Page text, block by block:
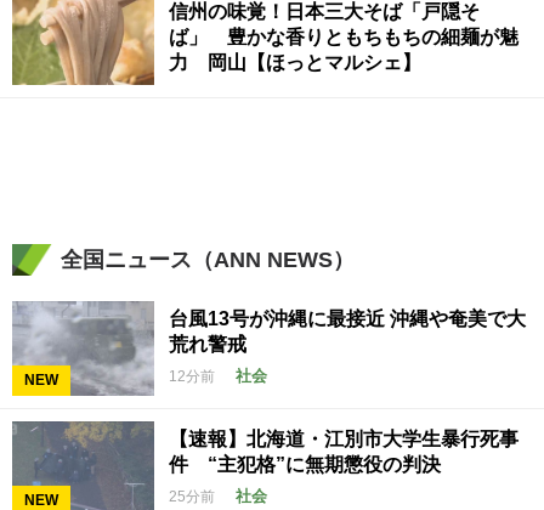
信州の味覚！日本三大そば「戸隠そ
ば」 豊かな香りともちもちの細麺が魅
力 岡山【ほっとマルシェ】
全国ニュース（ANN NEWS）
NEW
台風13号が沖縄に最接近 沖縄や奄美で大
荒れ警戒
12分前 社会
NEW
【速報】北海道・江別市大学生暴行死事
件 “主犯格”に無期懲役の判決
25分前 社会